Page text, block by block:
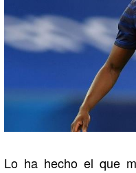
Lo ha hecho el que